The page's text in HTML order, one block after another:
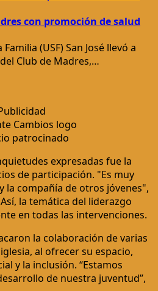
con promoción de salud
(USF) San José llevó a
Club de Madres,…
patrocinado
expresadas fue la
de participación. "Es muy
la compañía de otros jóvenes",
la temática del liderazgo
en todas las intervenciones.
la colaboración de varias
al ofrecer su espacio,
y la inclusión. “Estamos
de nuestra juventud”,